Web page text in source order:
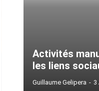
Activités
les liens
Guillaume Gelipera - 3